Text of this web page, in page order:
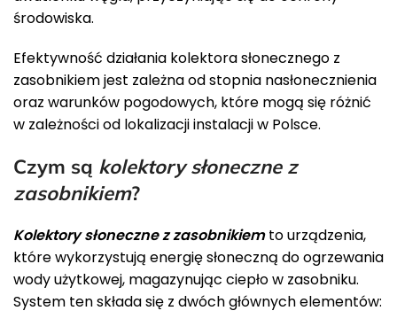
środowiska.
Efektywność działania kolektora słonecznego z
zasobnikiem jest zależna od stopnia nasłonecznienia
oraz warunków pogodowych, które mogą się różnić
w zależności od lokalizacji instalacji w Polsce.
Czym są kolektory słoneczne z
zasobnikiem?
Kolektory słoneczne z zasobnikiemto urządzenia,
które wykorzystują energię słoneczną do ogrzewania
wody użytkowej, magazynując ciepło w zasobniku.
System ten składa się z dwóch głównych elementów: